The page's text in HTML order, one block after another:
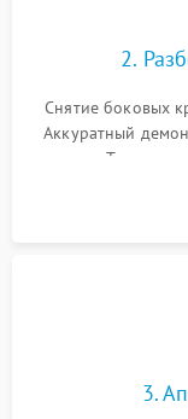
2.
Снятие боковых
Аккуратный
кулеров.
с помощью
3.